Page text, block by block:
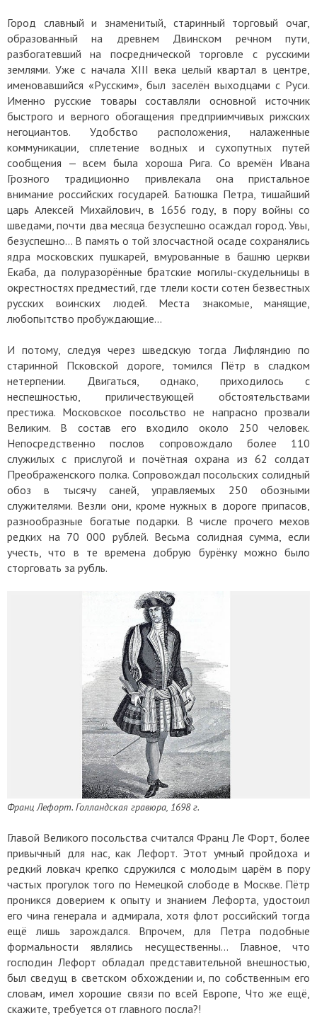
Город славный и знаменитый, старинный торговый очаг,
образованный на древнем Двинском речном пути,
разбогатевший на посреднической торговле с русскими
землями. Уже с начала XIII века целый квартал в центре,
именовавшийся «Русским», был заселён выходцами с Руси.
Именно русские товары составляли основной источник
быстрого и верного обогащения предприимчивых рижских
негоциантов. Удобство расположения, налаженные
коммуникации, сплетение водных и сухопутных путей
сообщения — всем была хороша Рига. Со времён Ивана
Грозного традиционно привлекала она пристальное
внимание российских государей. Батюшка Петра, тишайший
царь Алексей Михайлович, в 1656 году, в пору войны со
шведами, почти два месяца безуспешно осаждал город. Увы,
безуспешно… В память о той злосчастной осаде сохранялись
ядра московских пушкарей, вмурованные в башню церкви
Екаба, да полуразорённые братские могилы-скудельницы в
окрестностях предместий, где тлели кости сотен безвестных
русских воинских людей. Места знакомые, манящие,
любопытство пробуждающие…
И потому, следуя через шведскую тогда Лифляндию по
старинной Псковской дороге, томился Пётр в сладком
нетерпении. Двигаться, однако, приходилось с
неспешностью, приличествующей обстоятельствами
престижа. Московское посольство не напрасно прозвали
Великим. В состав его входило около 250 человек.
Непосредственно послов сопровождало более 110
служилых с прислугой и почётная охрана из 62 солдат
Преображенского полка. Сопровождал посольских солидный
обоз в тысячу саней, управляемых 250 обозными
служителями. Везли они, кроме нужных в дороге припасов,
разнообразные богатые подарки. В числе прочего мехов
редких на 70 000 рублей. Весьма солидная сумма, если
учесть, что в те времена добрую бурёнку можно было
сторговать за рубль.
Франц Лефорт. Голландская гравюра, 1698 г.
Главой Великого посольства считался Франц Ле Форт, более
привычный для нас, как Лефорт. Этот умный пройдоха и
редкий ловкач крепко сдружился с молодым царём в пору
частых прогулок того по Немецкой слободе в Москве. Пётр
проникся доверием к опыту и знанием Лефорта, удостоил
его чина генерала и адмирала, хотя флот российский тогда
ещё лишь зарождался. Впрочем, для Петра подобные
формальности являлись несущественны… Главное, что
господин Лефорт обладал представительной внешностью,
был сведущ в светском обхождении и, по собственным его
словам, имел хорошие связи по всей Европе, Что же ещё,
скажите, требуется от главного посла?!